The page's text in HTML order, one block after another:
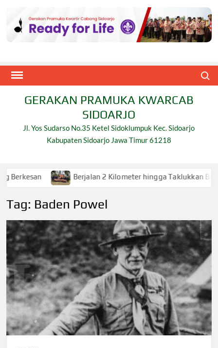
content
GERAKAN PRAMUKA KWARCAB
SIDOARJO
Jl. Yos Sudarso No.35 Ketel Sidoklumpuk Kec. Sidoarjo
Kabupaten Sidoarjo Jawa Timur 61218
Berjalan 2 Kilometer hingga Taklukkan Beragam
Tag: Baden Powel